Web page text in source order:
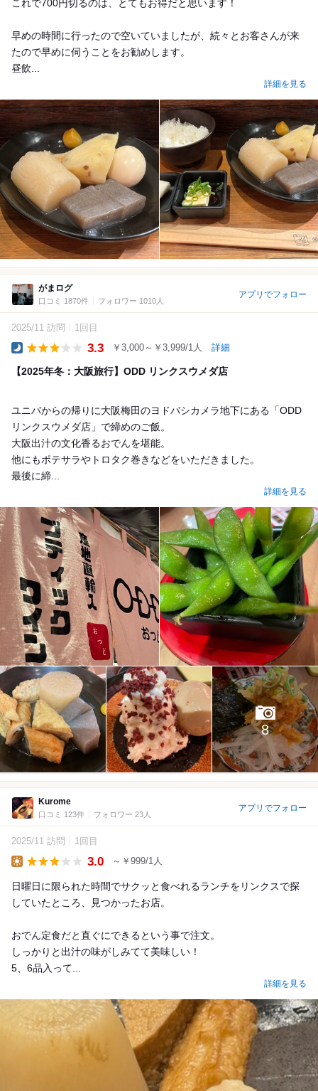
これで700円切るのは、とてもお得だと思います！
早めの時間に行ったので空いていましたが、続々とお客さんが来
たので早めに伺うことをお勧めします。
昼飲...
詳細を見る
がまログ
口コミ 1870件 フォロワー 1010人
アプリでフォロー
2025/11 訪問 1回目
3.3 ￥3,000～￥3,999/1人 詳細
【2025年冬：大阪旅行】ODD リンクスウメダ店
ユニバからの帰りに大阪梅田のヨドバシカメラ地下にある「ODD
リンクスウメダ店」で締めのご飯。
大阪出汁の文化香るおでんを堪能。
他にもポテサラやトロタク巻きなどをいただきました。
最後に締...
詳細を見る
8
Kurome
口コミ 123件 フォロワー 23人
アプリでフォロー
2025/11 訪問 1回目
3.0 ～￥999/1人
日曜日に限られた時間でサクッと食べれるランチをリンクスで探
していたところ、見つかったお店。
おでん定食だと直ぐにできるという事で注文。
しっかりと出汁の味がしみてて美味しい！
5、6品入って...
詳細を見る